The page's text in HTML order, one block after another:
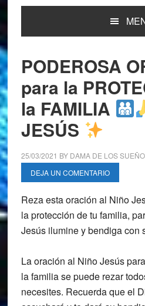
PODEROSA
para la
la FAMILIA
JESÚS
25/03/2021 BY DAMA DE LOS
DEJA UN COMENTARIO
Reza esta oración al Niño
la protección de tu familia,
Jesús ilumine y bendiga con
La oración al Niño Jesús
la familia se puede rezar
necesites. Recuerda que el